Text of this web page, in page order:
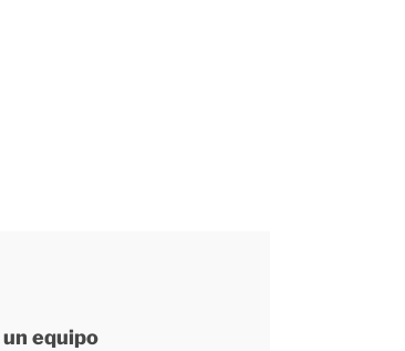
un equipo